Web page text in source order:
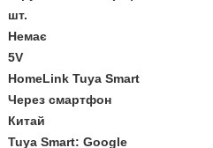
шт.
Немає
5V
HomeLink Tuya Smart
Через смартфон
Китай
Tuya Smart: Google